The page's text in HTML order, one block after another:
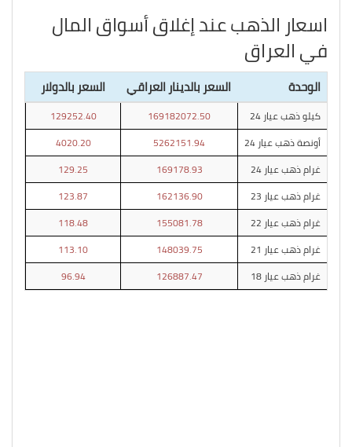
اسعار الذهب عند إغلاق أسواق المال
في العراق
الوحدة السعر بالدينار العراقي السعر بالدولار
كيلو ذهب عيار 24 169182072.50
129252.40
أونصة ذهب عيار 24
5262151.94
4020.20
غرام ذهب عيار 24
169178.93
129.25
غرام ذهب عيار 23
162136.90
123.87
غرام ذهب عيار 22
155081.78
118.48
غرام ذهب عيار 21
148039.75
113.10
غرام ذهب عيار 18
126887.47
96.94